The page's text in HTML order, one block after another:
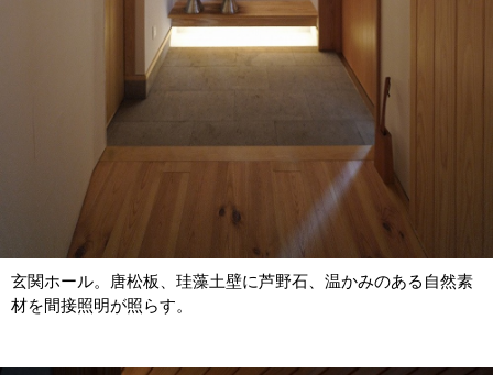
玄関ホール。唐松板、珪藻土壁に芦野石、温かみのある自然素
材を間接照明が照らす。